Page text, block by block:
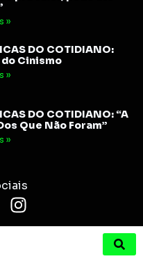
»
DO COTIDIANO:
Cinismo
»
DO COTIDIANO: “A
Que Não Foram”
»